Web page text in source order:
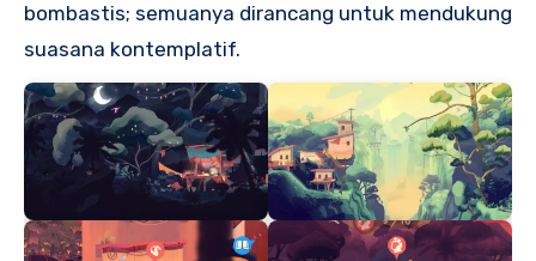
bombastis; semuanya dirancang untuk mendukung
suasana kontemplatif.